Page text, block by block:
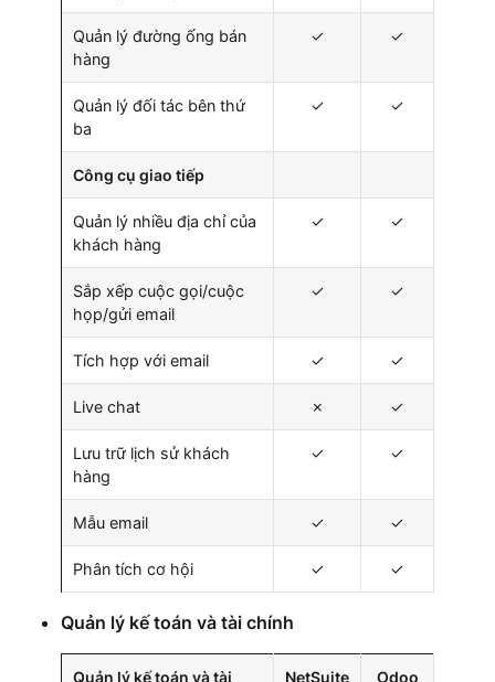
Quản lý đường ống bán
hàng
✓ ✓
Quản lý đối tác bên thứ
ba
✓ ✓
Công cụ giao tiếp
Quản lý nhiều địa chỉ của
khách hàng
✓ ✓
Sắp xếp cuộc gọi/cuộc
họp/gửi email
✓ ✓
Tích hợp với email ✓ ✓
Live chat ✗ ✓
Lưu trữ lịch sử khách
hàng
✓ ✓
Mẫu email ✓ ✓
Phân tích cơ hội ✓ ✓
Quản lý kế toán và tài chính
Quản lý kế toán và tài
NetSuite
Odoo